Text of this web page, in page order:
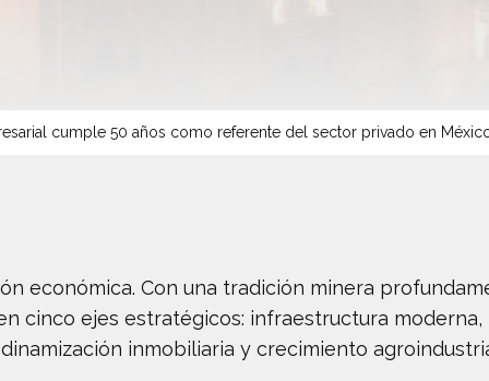
cumple 50 años como referente del sector privado en
económica. Con una tradición minera
cinco ejes estratégicos: infraestructura
inmobiliaria y crecimiento